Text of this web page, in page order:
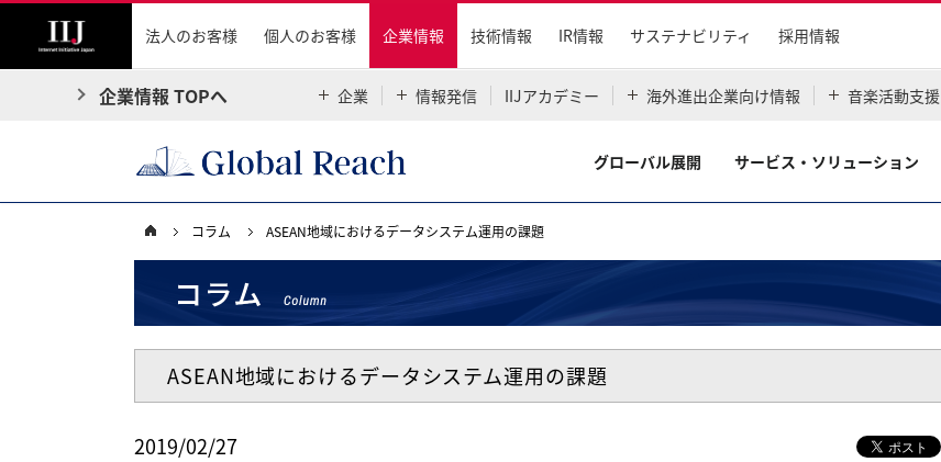
法人のお客様 個人のお客様 企業情報 技術情報 IR情報 サステナビリティ 採用情報
企業情報 TOPへ 企業 情報発信 IIJアカデミー 海外進出企業向け情報 音楽活動支援
グローバル展開 サービス・ソリューション
コラム ASEAN地域におけるデータシステム運用の課題
ASEAN地域におけるデータシステム運用の課題
2019/02/27